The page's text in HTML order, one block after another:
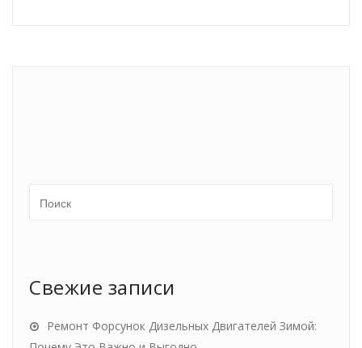
Свежие записи
Ремонт Форсунок Дизельных Двигателей Зимой: